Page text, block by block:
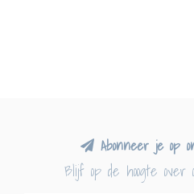
Abonneer je op
Blijf op de hoogte